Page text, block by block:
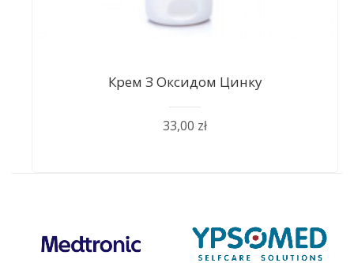
Крем З Оксидом Цинку
33,00 zł